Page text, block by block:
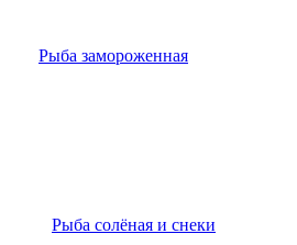
Рыба замороженная
Рыба солёная и снеки